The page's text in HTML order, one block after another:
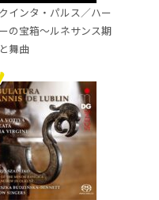
インタ・パルス／ハー
の宝箱～ルネサンス期
舞曲